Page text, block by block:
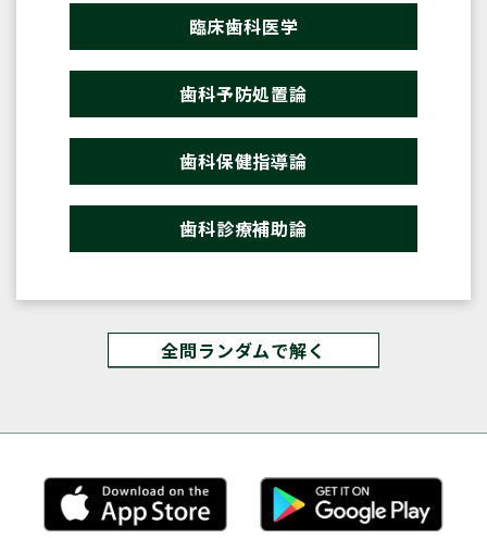
臨床歯科医学
歯科予防処置論
歯科保健指導論
歯科診療補助論
全問ランダムで解く